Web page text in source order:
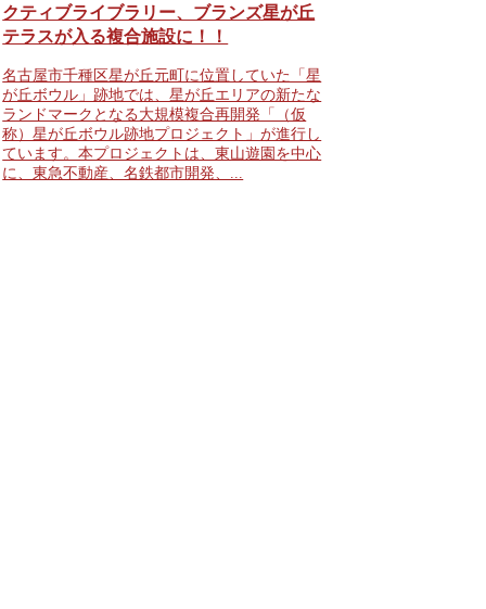
クティブライブラリー、ブランズ星が丘
テラスが入る複合施設に！！
名古屋市千種区星が丘元町に位置していた「星
が丘ボウル」跡地では、星が丘エリアの新たな
ランドマークとなる大規模複合再開発「（仮
称）星が丘ボウル跡地プロジェクト」が進行し
ています。本プロジェクトは、東山遊園を中心
に、東急不動産、名鉄都市開発、...